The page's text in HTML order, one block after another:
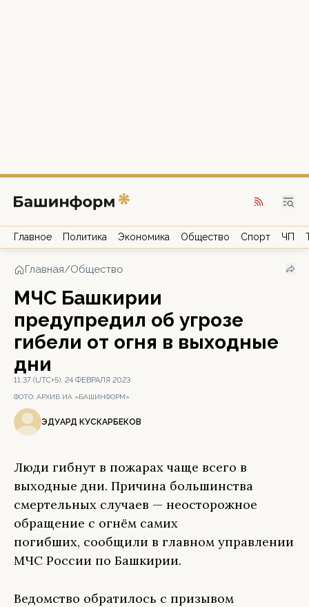
Главное Политика Экономика Общество Спорт ЧП
Главная/Общество
МЧС Башкирии
предупредил об угрозе
гибели от огня в выходные
дни
11:37 (UTC+5), 24 ФЕВРАЛЯ 2023
ФОТО: АРХИВ ИА «БАШИНФОРМ»
ЭДУАРД КУСКАРБЕКОВ
Люди гибнут в пожарах чаще всего в
выходные дни. Причина большинства
смертельных случаев — неосторожное
обращение с огнём самих
погибших, сообщили в главном управлении
МЧС России по Башкирии.
Ведомство обратилось с призывом